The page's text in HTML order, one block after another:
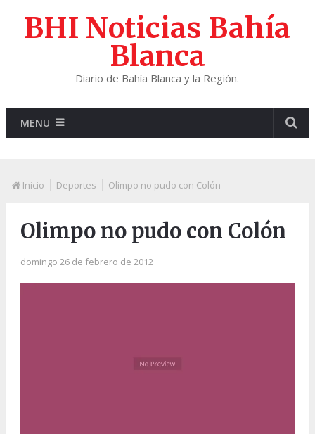
BHI Noticias Bahía
Blanca
Diario de Bahía Blanca y la Región.
MENU
Inicio Deportes Olimpo no pudo con Colón
Olimpo no pudo con Colón
domingo 26 de febrero de 2012